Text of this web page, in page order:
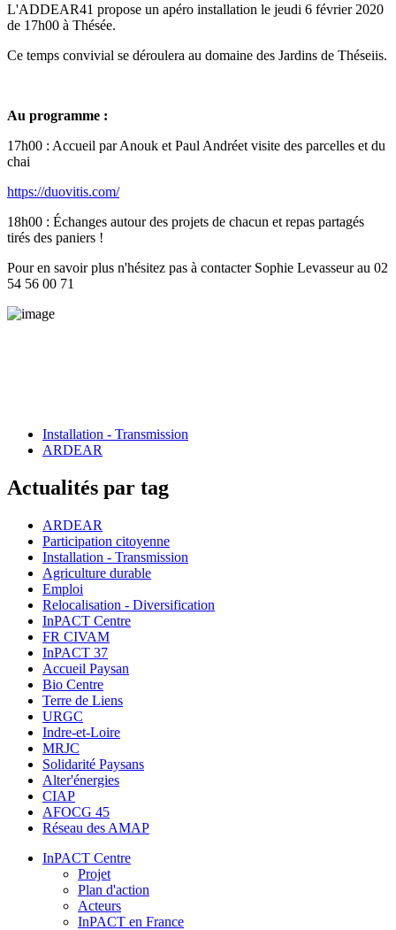
L'ADDEAR41 propose un apéro installation le jeudi 6 février 2020
de 17h00 à Thésée.
Ce temps convivial se déroulera au domaine des Jardins de Théseiis.
Au programme :
17h00 : Accueil par Anouk et Paul Andréet visite des parcelles et du
chai
https://duovitis.com/
18h00 : Échanges autour des projets de chacun et repas partagés
tirés des paniers !
Pour en savoir plus n'hésitez pas à contacter Sophie Levasseur au 02
54 56 00 71
Installation - Transmission
ARDEAR
Actualités par tag
ARDEAR
Participation citoyenne
Installation - Transmission
Agriculture durable
Emploi
Relocalisation - Diversification
InPACT Centre
FR CIVAM
InPACT 37
Accueil Paysan
Bio Centre
Terre de Liens
URGC
Indre-et-Loire
MRJC
Solidarité Paysans
Alter'énergies
CIAP
AFOCG 45
Réseau des AMAP
InPACT Centre
Projet
Plan d'action
Acteurs
InPACT en France